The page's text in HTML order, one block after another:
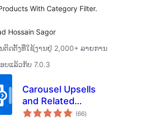
With Category Filter.
Hossain Sagor
ຕິດຕັ້ງທີ່ໃຊ້ງານຢູ່ 2,000+ ລາຍການ
ບແລ້ວກັບ 7.0.3
Carousel Upsells
and Related
Product for (66ຄະແນນ
ທັງໝົດ
)